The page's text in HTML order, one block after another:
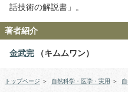
話技術の解説書」。
著者紹介
金武完 （キムムワン）
トップページ ＞ 自然科学・医学・実用 ＞